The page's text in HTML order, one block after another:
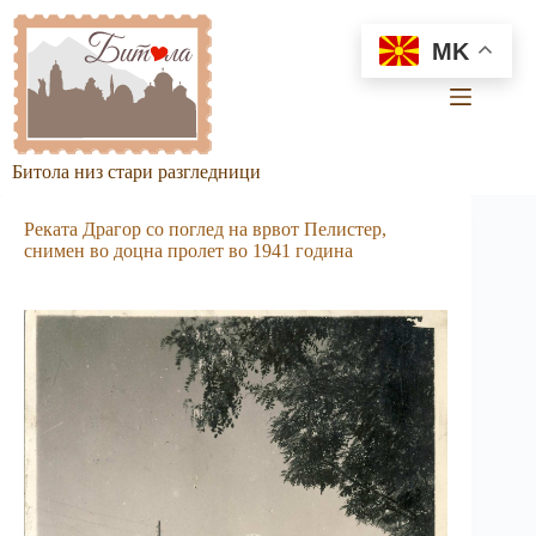
content
Битола низ стари разгледници
Реката Драгор со поглед на врвот Пелистер,
снимен во доцна пролет во 1941 година
MK